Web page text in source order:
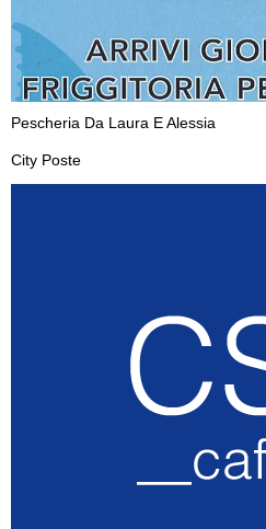
Pescheria Da Laura E Alessia
City Poste